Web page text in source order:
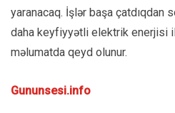
yaranacaq. İşlər başa çatdıqdan
daha keyfiyyətli elektrik enerjisi
məlumatda qeyd olunur.
Gununsesi.info